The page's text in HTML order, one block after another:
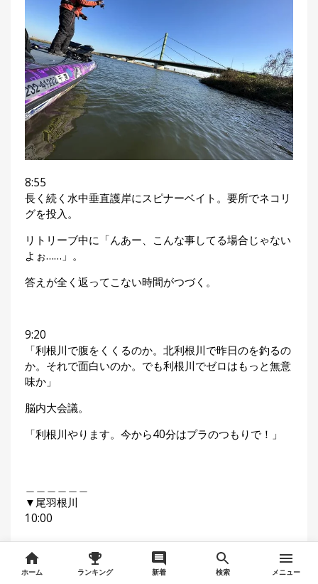
8:55
長く続く水中垂直護岸にスピナーベイト。要所でネコリ
グを投入。
リトリーブ中に「んあー、こんな事してる場合じゃない
よぉ……」。
答えが全く返ってこない時間がつづく。
9:20
「利根川で腹をくくるのか。北利根川で昨日のを釣るの
か。それで面白いのか。でも利根川でゼロはもっと無意
味か」
脳内大会議。
「利根川やります。今から40分はプラのつもりで！」
▼尾羽根川
10:00
ホーム ランキング 新着 検索 メニュー